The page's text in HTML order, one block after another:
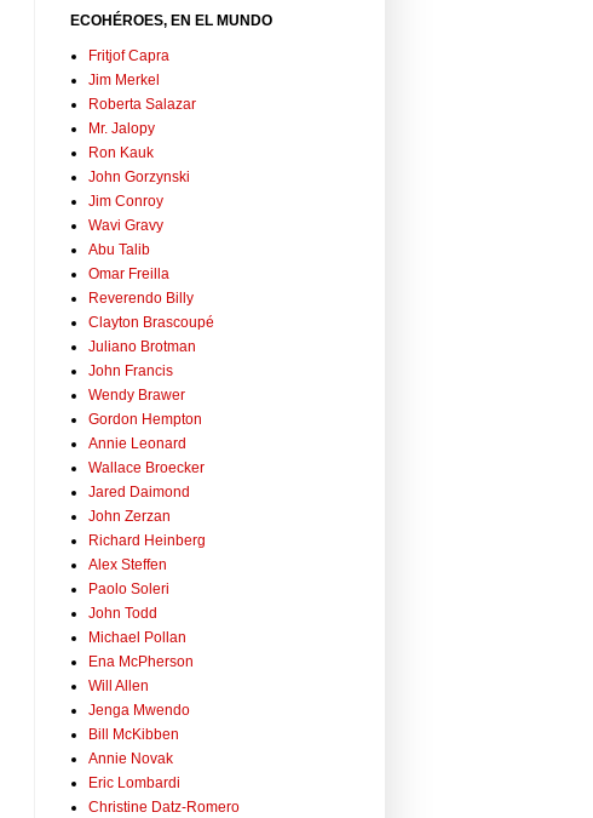
ECOHÉROES, EN EL MUNDO
Fritjof Capra
Jim Merkel
Roberta Salazar
Mr. Jalopy
Ron Kauk
John Gorzynski
Jim Conroy
Wavi Gravy
Abu Talib
Omar Freilla
Reverendo Billy
Clayton Brascoupé
Juliano Brotman
John Francis
Wendy Brawer
Gordon Hempton
Annie Leonard
Wallace Broecker
Jared Daimond
John Zerzan
Richard Heinberg
Alex Steffen
Paolo Soleri
John Todd
Michael Pollan
Ena McPherson
Will Allen
Jenga Mwendo
Bill McKibben
Annie Novak
Eric Lombardi
Christine Datz-Romero